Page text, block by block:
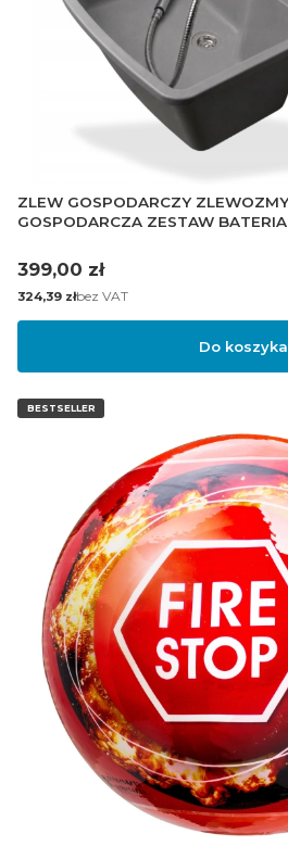
ZLEW GOSPODARCZY
GOSPODARCZA ZESTAW
Cena
399,00 zł
Cena
324,39 złbez VAT
Do koszyka
BESTSELLER